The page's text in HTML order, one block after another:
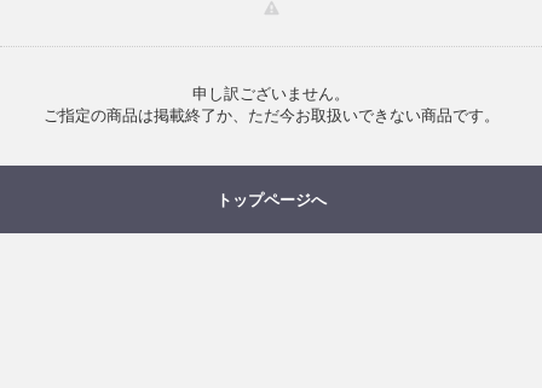
申し訳ございません。
ご指定の商品は掲載終了か、ただ今お取扱いできない商品です。
トップページへ